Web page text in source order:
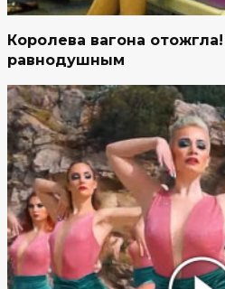
Королева вагона
равнодушным